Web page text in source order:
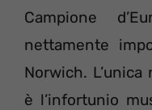
Campione
nettamente
Norwich.
è l’infortunio